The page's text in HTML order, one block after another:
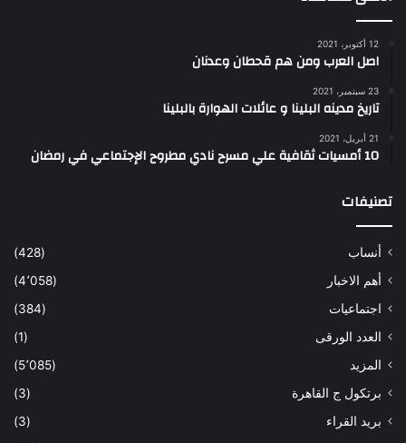
12 أكتوبر، 2021
اصل العرب ومن هم قحطان وعدنان
23 سبتمبر، 2021
تاريخ مدينه البلينا و عائلات الهوارة بالبلينا
21 أبريل، 2021
10 أمسيات ثقافية علي مسرح نادي مطروح الإجتماعي في رمضان
تصنيفات
أنساب
(428)
أهم الاخبار
(4٬058)
اجتماعيات
(384)
العدد الورقى
(1)
المزيد
(5٬085)
برتكول ج القاهرة
(3)
بريد القراء
(3)